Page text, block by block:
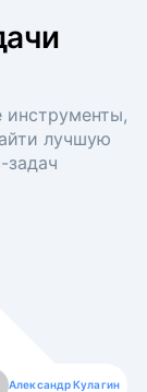
лучшую
задач
Александр Кулагин
Даниил Макаров
Екатерина Лазаренко
Борис Кашко
Юлия Изоитко